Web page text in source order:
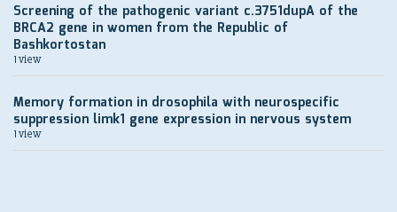
Screening of the pathogenic variant c.3751dupA of the
BRCA2 gene in women from the Republic of
Bashkortostan
1 view
Memory formation in drosophila with neurospecific
suppression limk1 gene expression in nervous system
1 view